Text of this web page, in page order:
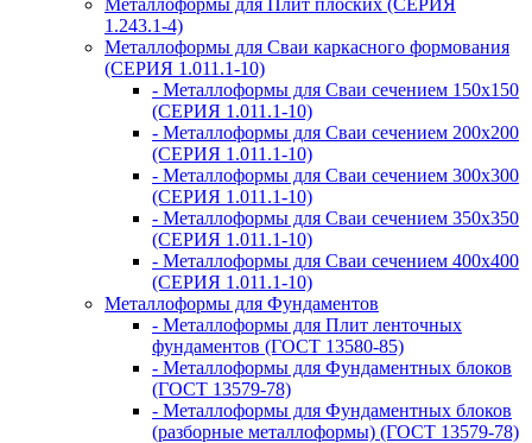
Металлоформы для Плит плоских (СЕРИЯ
1.243.1-4)
Металлоформы для Сваи каркасного формования
(СЕРИЯ 1.011.1-10)
- Металлоформы для Сваи сечением 150х150
(СЕРИЯ 1.011.1-10)
- Металлоформы для Сваи сечением 200х200
(СЕРИЯ 1.011.1-10)
- Металлоформы для Сваи сечением 300х300
(СЕРИЯ 1.011.1-10)
- Металлоформы для Сваи сечением 350х350
(СЕРИЯ 1.011.1-10)
- Металлоформы для Сваи сечением 400х400
(СЕРИЯ 1.011.1-10)
Металлоформы для Фундаментов
- Металлоформы для Плит ленточных
фундаментов (ГОСТ 13580-85)
- Металлоформы для Фундаментных блоков
(ГОСТ 13579-78)
- Металлоформы для Фундаментных блоков
(разборные металлоформы) (ГОСТ 13579-78)